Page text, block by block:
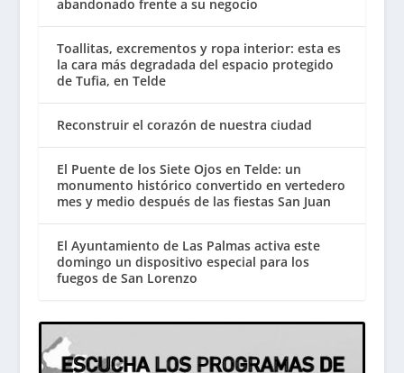
abandonado frente a su negocio
Toallitas, excrementos y ropa interior: esta es
la cara más degradada del espacio protegido
de Tufia, en Telde
Reconstruir el corazón de nuestra ciudad
El Puente de los Siete Ojos en Telde: un
monumento histórico convertido en vertedero
mes y medio después de las fiestas San Juan
El Ayuntamiento de Las Palmas activa este
domingo un dispositivo especial para los
fuegos de San Lorenzo